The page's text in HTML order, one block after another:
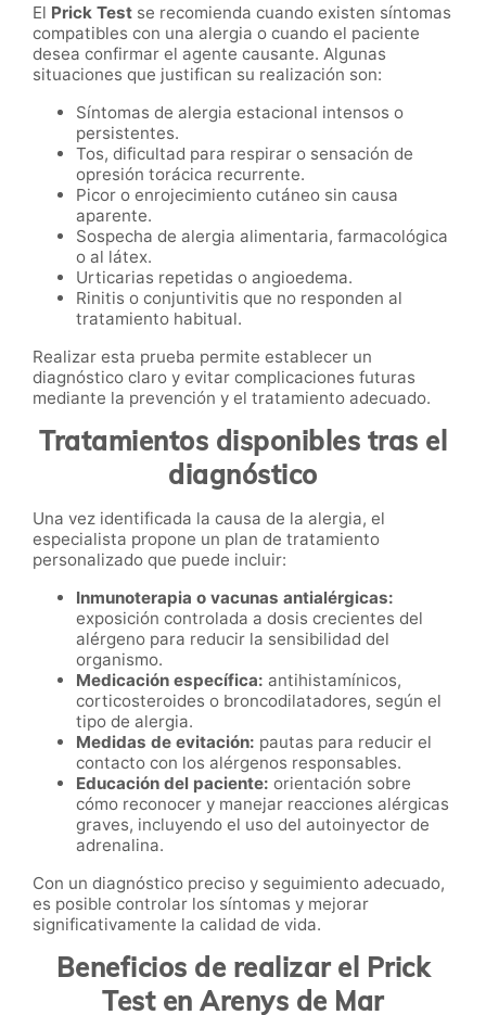
El Prick Test se recomienda cuando existen síntomas
compatibles con una alergia o cuando el paciente
desea confirmar el agente causante. Algunas
situaciones que justifican su realización son:
Síntomas de alergia estacional intensos o
persistentes.
Tos, dificultad para respirar o sensación de
opresión torácica recurrente.
Picor o enrojecimiento cutáneo sin causa
aparente.
Sospecha de alergia alimentaria, farmacológica
o al látex.
Urticarias repetidas o angioedema.
Rinitis o conjuntivitis que no responden al
tratamiento habitual.
Realizar esta prueba permite establecer un
diagnóstico claro y evitar complicaciones futuras
mediante la prevención y el tratamiento adecuado.
Tratamientos disponibles tras el
diagnóstico
Una vez identificada la causa de la alergia, el
especialista propone un plan de tratamiento
personalizado que puede incluir:
Inmunoterapia o vacunas antialérgicas:
exposición controlada a dosis crecientes del
alérgeno para reducir la sensibilidad del
organismo.
Medicación específica: antihistamínicos,
corticosteroides o broncodilatadores, según el
tipo de alergia.
Medidas de evitación: pautas para reducir el
contacto con los alérgenos responsables.
Educación del paciente: orientación sobre
cómo reconocer y manejar reacciones alérgicas
graves, incluyendo el uso del autoinyector de
adrenalina.
Con un diagnóstico preciso y seguimiento adecuado,
es posible controlar los síntomas y mejorar
significativamente la calidad de vida.
Beneficios de realizar el Prick
Test en Arenys de Mar